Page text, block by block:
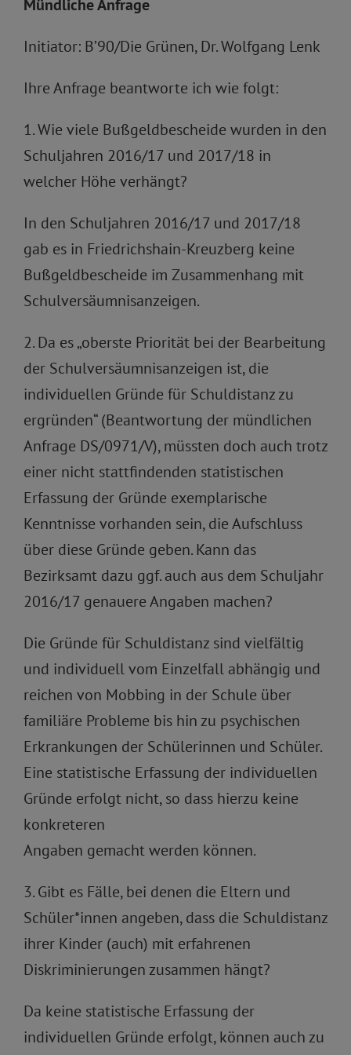
Mündliche Anfrage
Initiator: B’90/Die Grünen, Dr. Wolfgang Lenk
Ihre Anfrage beantworte ich wie folgt:
1. Wie viele Bußgeldbescheide wurden in den
Schuljahren 2016/17 und 2017/18 in
welcher Höhe verhängt?
In den Schuljahren 2016/17 und 2017/18
gab es in Friedrichshain-Kreuzberg keine
Bußgeldbescheide im Zusammenhang mit
Schulversäumnisanzeigen.
2. Da es „oberste Priorität bei der Bearbeitung
der Schulversäumnisanzeigen ist, die
individuellen Gründe für Schuldistanz zu
ergründen“ (Beantwortung der mündlichen
Anfrage DS/0971/V), müssten doch auch trotz
einer nicht stattfindenden statistischen
Erfassung der Gründe exemplarische
Kenntnisse vorhanden sein, die Aufschluss
über diese Gründe geben. Kann das
Bezirksamt dazu ggf. auch aus dem Schuljahr
2016/17 genauere Angaben machen?
Die Gründe für Schuldistanz sind vielfältig
und individuell vom Einzelfall abhängig und
reichen von Mobbing in der Schule über
familiäre Probleme bis hin zu psychischen
Erkrankungen der Schülerinnen und Schüler.
Eine statistische Erfassung der individuellen
Gründe erfolgt nicht, so dass hierzu keine
konkreteren
Angaben gemacht werden können.
3. Gibt es Fälle, bei denen die Eltern und
Schüler*innen angeben, dass die Schuldistanz
ihrer Kinder (auch) mit erfahrenen
Diskriminierungen zusammen hängt?
Da keine statistische Erfassung der
individuellen Gründe erfolgt, können auch zu